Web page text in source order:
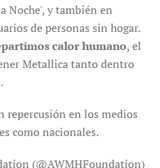
Noche', y también en
de personas sin hogar.
calor humano, el
Metallica tanto dentro
repercusión en los medios
como nacionales.
(@AWMHFoundation)